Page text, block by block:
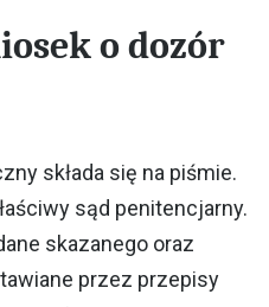
o dozór
składa się na piśmie.
sąd penitencjarny.
skazanego oraz
przez przepisy